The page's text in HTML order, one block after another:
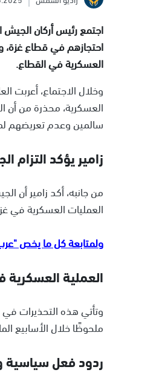
اجتمع رئيس أركان الجيش
احتجازهم في قطاع غزة،
العسكرية في القطاع.
وخلال الاجتماع، أعربت
العسكرية، محذرة من أن
سالمين وعدم تعريضهم
زامير يؤكد
من جانبه، أكد زامير أن
العمليات العسكرية في
ولمتابعة كل ما يخص "عرب 48" يُمكنك متابعة قناتنا الإخبارية على
العملية
وتأتي هذه التحذيرات
ملحوظًا خلال الأسابيع
ردود فعل سياسية